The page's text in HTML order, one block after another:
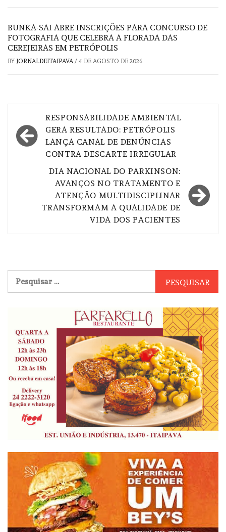
BUNKA-SAI ABRE INSCRIÇÕES PARA CONCURSO DE
FOTOGRAFIA QUE CELEBRA A FLORADA DAS
CEREJEIRAS EM PETRÓPOLIS
BY JORNALDEITAIPAVA/ 4 DE AGOSTO DE 2026
Navegação
de
Post
RESPONSABILIDADE AMBIENTAL
GERA RESULTADO: PETRÓPOLIS
LANÇA CANAL DE DENÚNCIAS
CONTRA DESCARTE IRREGULAR
DIA NACIONAL DO PARKINSON:
AVANÇOS NO TRATAMENTO E
ATENÇÃO MULTIDISCIPLINAR
TRANSFORMAM A QUALIDADE DE
VIDA DOS PACIENTES